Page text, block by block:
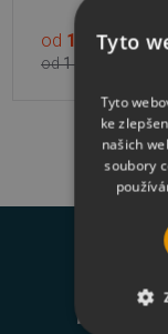
od1 720 Kč
od 1 324 Kč 9
Tyto
Tyto
ke
našich
soubory